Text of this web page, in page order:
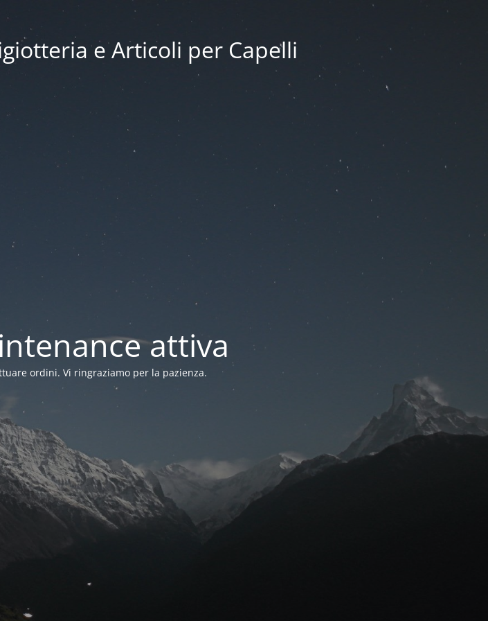
e Articoli per Capelli
attiva
ordini. Vi ringraziamo per la pazienza.